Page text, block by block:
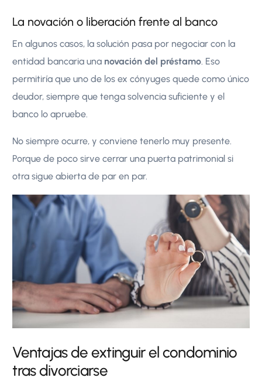
La novación o liberación frente al banco
En algunos casos, la solución pasa por negociar con la
entidad bancaria una novación del préstamo. Eso
permitiría que uno de los ex cónyuges quede como único
deudor, siempre que tenga solvencia suficiente y el
banco lo apruebe.
No siempre ocurre, y conviene tenerlo muy presente.
Porque de poco sirve cerrar una puerta patrimonial si
otra sigue abierta de par en par.
Ventajas de extinguir el condominio
tras divorciarse